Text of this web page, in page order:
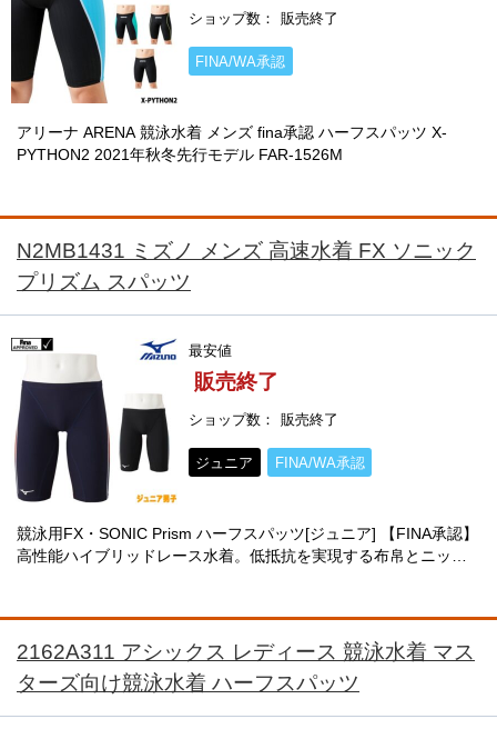
ショップ数 販売終了
FINA/WA承認
アリーナ ARENA 競泳水着 メンズ fina承認 ハーフスパッツ X-
PYTHON2 2021年秋冬先行モデル FAR-1526M
N2MB1431 ミズノ メンズ 高速水着 FX ソニック
プリズム スパッツ
最安値
販売終了
ショップ数 販売終了
ジュニア FINA/WA承認
競泳用FX・SONIC Prism ハーフスパッツ[ジュニア] 【FINA承認】
高性能ハイブリッドレース水着。低抵抗を実現する布帛とニット
2162A311 アシックス レディース 競泳水着 マス
ターズ向け競泳水着 ハーフスパッツ